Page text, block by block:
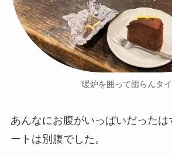
暖炉を囲って団らんタ
あんなにお腹がいっぱいだった
ートは別腹でした。